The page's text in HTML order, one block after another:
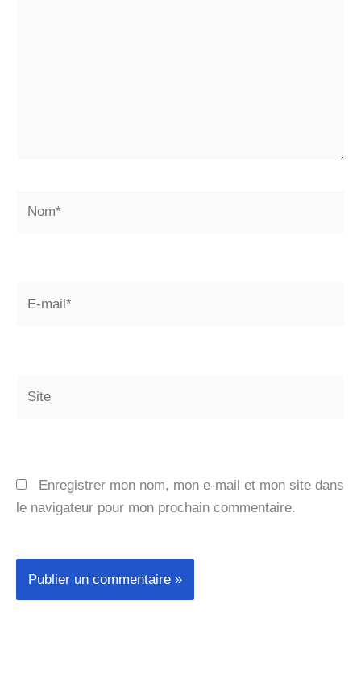
Enregistrer mon nom, mon e-mail et mon site dans
le navigateur pour mon prochain commentaire.